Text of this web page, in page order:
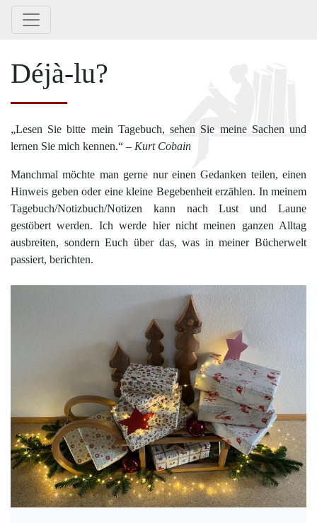
Déjà-lu?
„Lesen Sie bitte mein Tagebuch, sehen Sie meine Sachen und
lernen Sie mich kennen.“ – Kurt Cobain
Manchmal möchte man gerne nur einen Gedanken teilen, einen
Hinweis geben oder eine kleine Begebenheit erzählen. In meinem
Tagebuch/Notizbuch/Notizen kann nach Lust und Laune
gestöbert werden. Ich werde hier nicht meinen ganzen Alltag
ausbreiten, sondern Euch über das, was in meiner Bücherwelt
passiert, berichten.